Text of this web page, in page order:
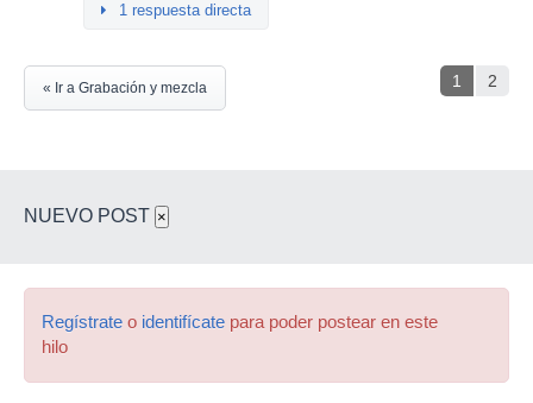
1 respuesta directa
1 2
« Ir a Grabación y mezcla
NUEVO POST ×
Regístrate o identifícate para poder postear en este
hilo